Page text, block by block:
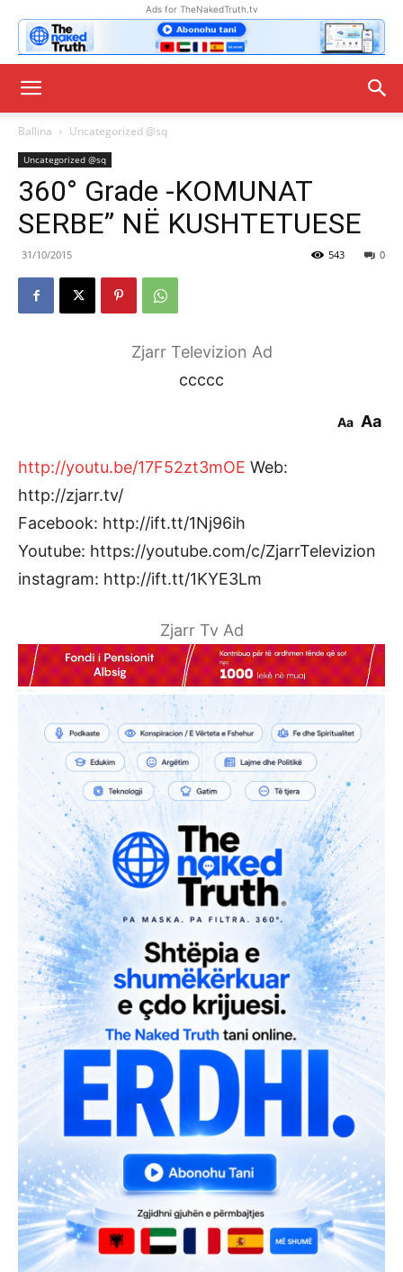
Ads for TheNakedTruth.tv
Ballina Uncategorized @sq
Uncategorized @sq
360° Grade -KOMUNAT
SERBE” NË KUSHTETUESE
31/10/2015 0
543
Zjarr Televizion Ad
ccccc
Aa Aa
http://youtu.be/17F52zt3mOE Web:
http://zjarr.tv/
Facebook: http://ift.tt/1Nj96ih
Youtube: https://youtube.com/c/ZjarrTelevizion
instagram: http://ift.tt/1KYE3Lm
Zjarr Tv Ad